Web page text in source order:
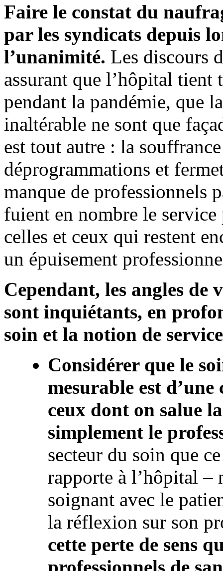
Faire le constat du
par les syndicats depuis
l’unanimité. Les discours
assurant que l’hôpital
pendant la pandémie, que
inaltérable ne sont que
est tout autre : la
déprogrammations et
manque de professionnels
fuient en nombre le
celles et ceux qui restent
un épuisement
Cependant, les angles
sont inquiétants, en
soin et la notion de
Considérer que le
mesurable est
ceux dont on salue
simplement le
secteur du soin que
rapporte à l’hôpital –
soignant avec le
la réflexion sur son
cette perte de sens
professionnels de